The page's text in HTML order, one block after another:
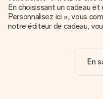
En choisissant un cadeau
Personnalisez ici », vous
notre éditeur de cadeau,
unique pour ajouter une
La personnalisation est-
En